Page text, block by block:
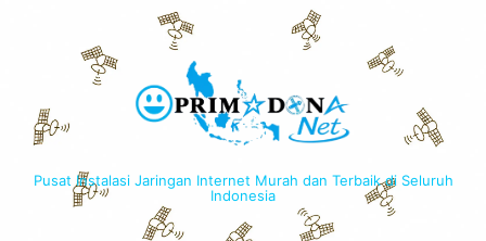
Pusat Instalasi Jaringan Internet Murah dan Terbaik di Seluruh
Indonesia